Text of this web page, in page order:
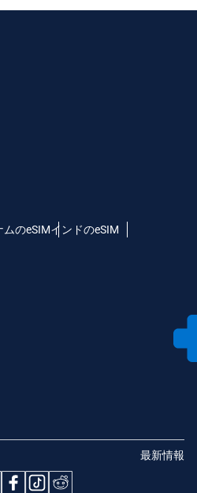
ムのeSIMインドのeSIM
最新情報